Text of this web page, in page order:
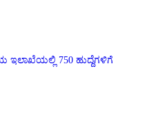
ಇಲಾಖೆಯಲ್ಲಿ 750 ಹುದ್ದೆಗಳಿಗೆ